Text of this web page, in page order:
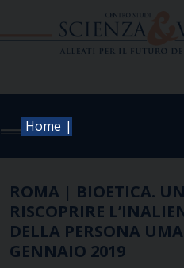
Home |
ROMA | BIOETICA.
RISCOPRIRE
DELLA PERSONA
GENNAIO 2019